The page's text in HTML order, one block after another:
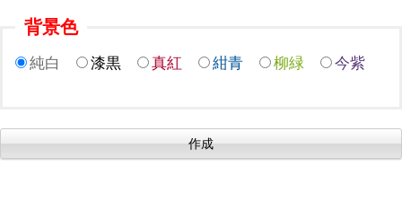
背景色
純白 漆黒 真紅 紺青 柳緑 今紫